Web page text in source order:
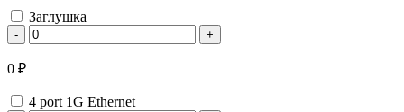
Заглушка
- +
0 ₽
4 port 1G Ethernet